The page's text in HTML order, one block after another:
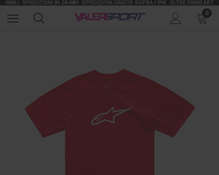
SPEDIZIONI IN 24/48HSPEDIZIONI GRATIS SOPRA I 99€OLTRE 30000
0